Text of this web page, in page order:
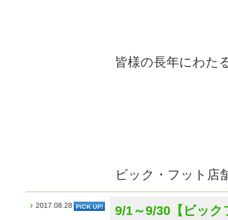
皆様の長年にわた
ビック・フット店
2017.08.28
9/1～9/30【ビック